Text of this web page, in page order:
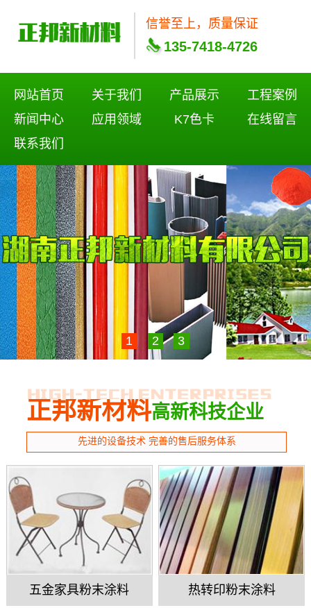
信誉至上，质量保证
135-7418-4726
网站首页 关于我们 产品展示
工程案例
新闻中心
应用领域 K7色卡
在线留言
联系我们
1 2 3
正邦新材料高新科技企业
先进的设备技术 完善的售后服务体系
五金家具粉末涂料 热转印粉末涂料